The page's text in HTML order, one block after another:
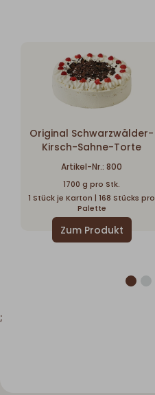
Original Schwarzwälder-
Kirsch-Sahne-Torte
Artikel-Nr.: 800
1700 g pro Stk.
1 Stück je Karton | 168 Stücks pro
Palette
;